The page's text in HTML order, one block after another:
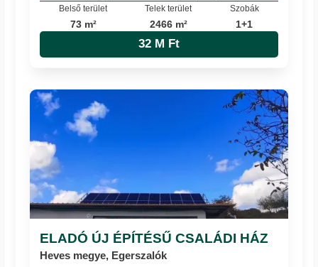
Belső terület
73 m²
Telek terület
2466 m²
Szobák
1+1
32 M Ft
ELADÓ ÚJ ÉPÍTÉSŰ CSALÁDI HÁZ
Heves megye, Egerszalók